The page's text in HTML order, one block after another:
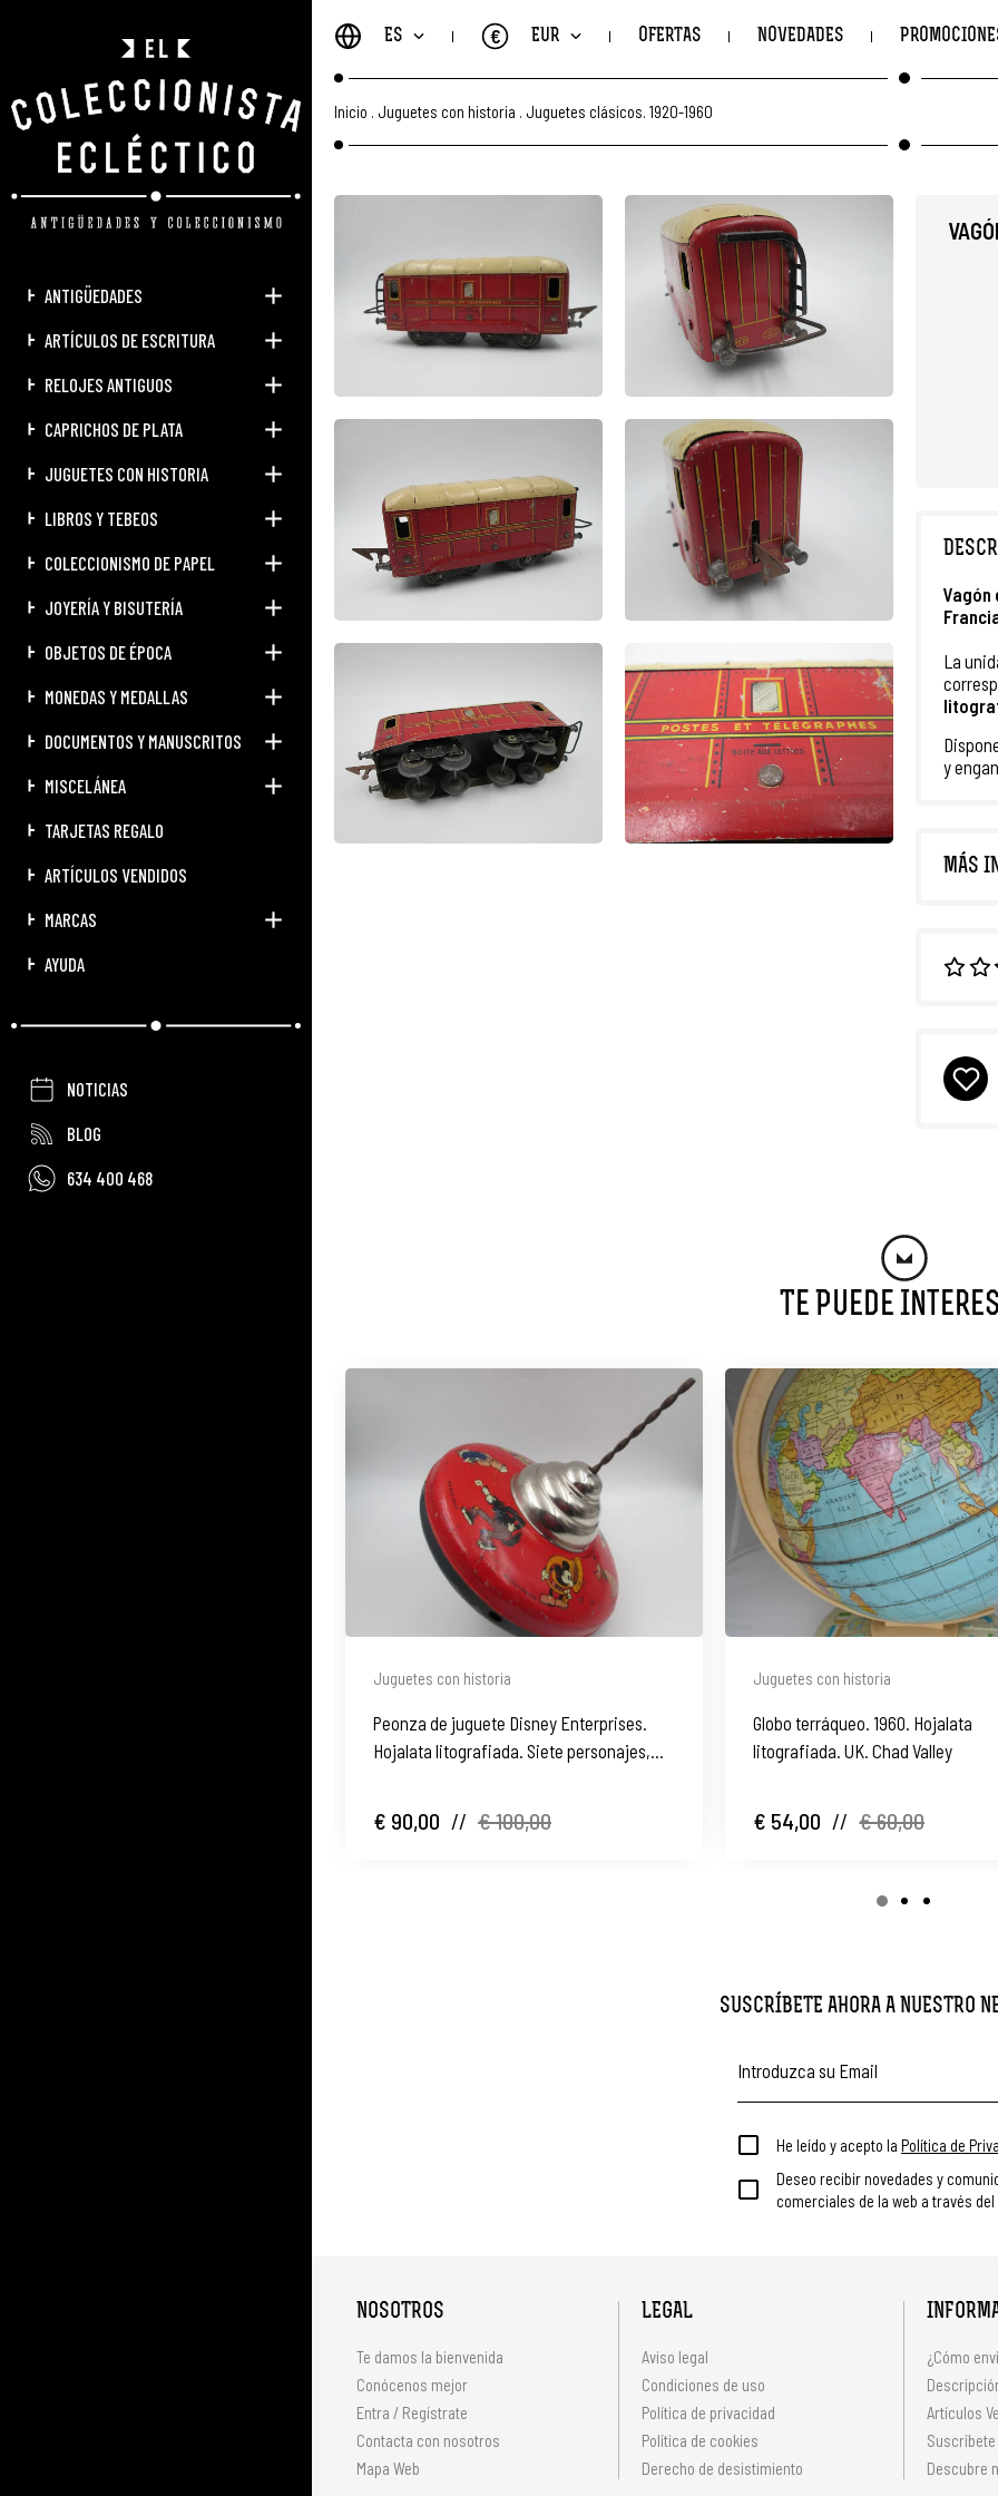
ANTIGÜEDADES
ARTÍCULOS DE ESCRITURA
RELOJES ANTIGUOS
CAPRICHOS DE PLATA
JUGUETES CON HISTORIA
LIBROS Y TEBEOS
COLECCIONISMO DE PAPEL
JOYERÍA Y BISUTERÍA
OBJETOS DE ÉPOCA
MONEDAS Y MEDALLAS
DOCUMENTOS Y MANUSCRITOS
MISCELÁNEA
TARJETAS REGALO
ARTÍCULOS VENDIDOS
MARCAS
AYUDA
NOTICIAS
BLOG
634 400 468
ES EUR
€ OFERTAS NOVEDADES
Inicio Juguetes con historia Juguetes clásicos. 1920-1960
Vagón
La
y
MÁS
Te Puede
Juguetes con historia
Peonza de juguete Disney Enterprises.
Hojalata litografiada. Siete personajes,
€ 90,00 // € 100,00
Juguetes con historia
Globo terráqueo. 1960. Hojalata
litografiada. UK. Chad Valley
€ 54,00 // € 60,00
SUSCRÍBETE AHORA A NUESTRO
He leído y acepto la Política de
Deseo recibir novedades y
comerciales de la web a través
NOSOTROS
Te damos la bienvenida
Conócenos mejor
Entra / Regístrate
Contacta con nosotros
Mapa Web
LEGAL
Aviso legal
Condiciones de uso
Política de privacidad
Política de cookies
Derecho de desistimiento
¿Cómo
Artículos
Descubre